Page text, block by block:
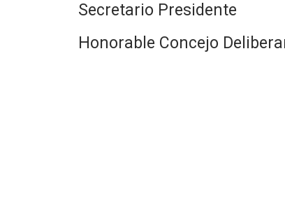
Secretario Presidente
Honorable Concejo